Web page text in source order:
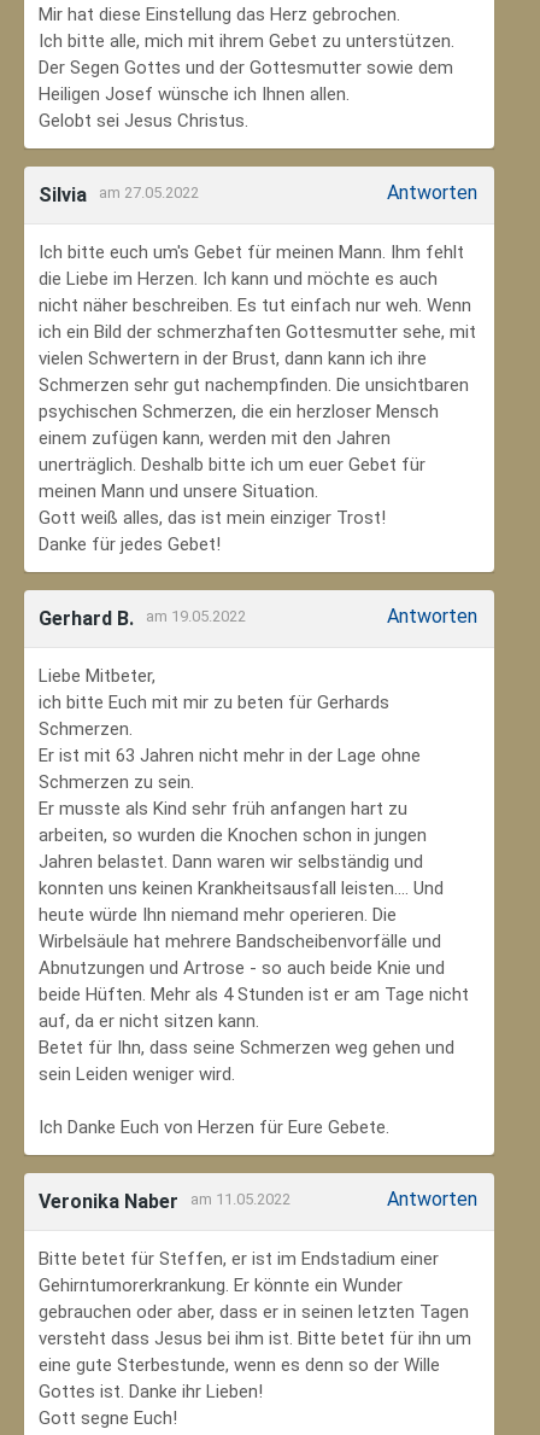
Mir hat diese Einstellung das Herz gebrochen.
Ich bitte alle, mich mit ihrem Gebet zu unterstützen.
Der Segen Gottes und der Gottesmutter sowie dem
Heiligen Josef wünsche ich Ihnen allen.
Gelobt sei Jesus Christus.
Silvia am 27.05.2022 Antworten
Ich bitte euch um's Gebet für meinen Mann. Ihm fehlt
die Liebe im Herzen. Ich kann und möchte es auch
nicht näher beschreiben. Es tut einfach nur weh. Wenn
ich ein Bild der schmerzhaften Gottesmutter sehe, mit
vielen Schwertern in der Brust, dann kann ich ihre
Schmerzen sehr gut nachempfinden. Die unsichtbaren
psychischen Schmerzen, die ein herzloser Mensch
einem zufügen kann, werden mit den Jahren
unerträglich. Deshalb bitte ich um euer Gebet für
meinen Mann und unsere Situation.
Gott weiß alles, das ist mein einziger Trost!
Danke für jedes Gebet!
Gerhard B. am 19.05.2022 Antworten
Liebe Mitbeter,
ich bitte Euch mit mir zu beten für Gerhards
Schmerzen.
Er ist mit 63 Jahren nicht mehr in der Lage ohne
Schmerzen zu sein.
Er musste als Kind sehr früh anfangen hart zu
arbeiten, so wurden die Knochen schon in jungen
Jahren belastet. Dann waren wir selbständig und
konnten uns keinen Krankheitsausfall leisten.... Und
heute würde Ihn niemand mehr operieren. Die
Wirbelsäule hat mehrere Bandscheibenvorfälle und
Abnutzungen und Artrose - so auch beide Knie und
beide Hüften. Mehr als 4 Stunden ist er am Tage nicht
auf, da er nicht sitzen kann.
Betet für Ihn, dass seine Schmerzen weg gehen und
sein Leiden weniger wird.
Ich Danke Euch von Herzen für Eure Gebete.
Veronika Naber am 11.05.2022 Antworten
Bitte betet für Steffen, er ist im Endstadium einer
Gehirntumorerkrankung. Er könnte ein Wunder
gebrauchen oder aber, dass er in seinen letzten Tagen
versteht dass Jesus bei ihm ist. Bitte betet für ihn um
eine gute Sterbestunde, wenn es denn so der Wille
Gottes ist. Danke ihr Lieben!
Gott segne Euch!